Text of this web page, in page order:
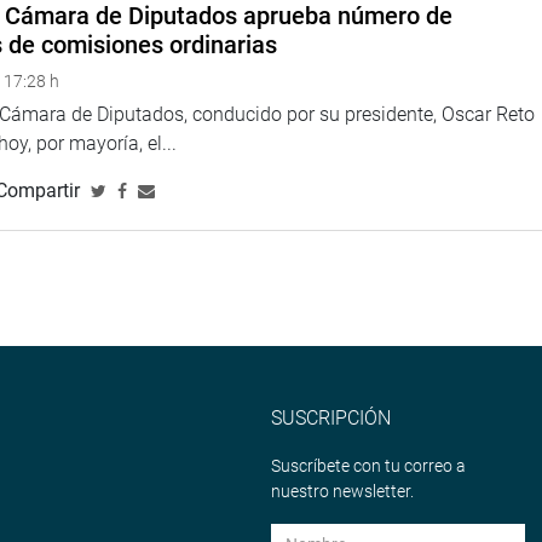
inspeccionó la obra Carretera Yauli-Pucapampa; y
de Nuevo Occoro, por su 19 Aniversario.
de Diputados aprueba número de
comisiones ordinarias
h
de Diputados, conducido por su presidente, Oscar Reto
por mayoría, el...
SUSCRIPCIÓN
Suscríbete con tu correo a
nuestro newsletter.